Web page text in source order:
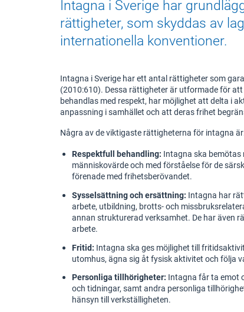
Intagna i Sverige har
rättigheter, som skyddas av
internationella konventioner.
Intagna i Sverige har ett antal rättigheter som
(2010:610). Dessa rättigheter är utformade för
behandlas med respekt, har möjlighet att delta i
anpassning i samhället och att deras frihet
Några av de viktigaste rättigheterna för intagna
Respektfull behandling: Intagna ska bemötas
människovärde och med förståelse för de
förenade med frihetsberövandet.
Sysselsättning och ersättning: Intagna har
arbete, utbildning, brotts- och
annan strukturerad verksamhet. De har även
arbete.
Fritid: Intagna ska ges möjlighet till
utomhus, ägna sig åt fysisk aktivitet och följa
Personliga tillhörigheter: Intagna får ta emot
och tidningar, samt andra personliga
hänsyn till verkställigheten.